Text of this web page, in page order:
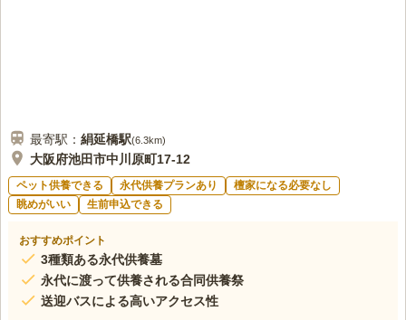
最寄駅： 絹延橋駅(6.3km)
大阪府池田市中川原町17-12
ペット供養できる 永代供養プランあり
檀家になる必要なし
眺めがいい
生前申込できる
おすすめポイント
3種類ある永代供養墓
永代に渡って供養される合同供養祭
送迎バスによる高いアクセス性